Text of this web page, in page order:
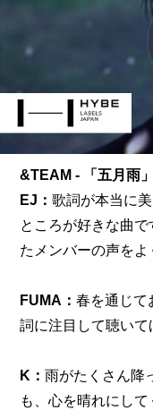
&TEAM - 「五月雨」
EJ：歌詞が本当に
ところが好きな曲
たメンバーの声をよ
FUMA：春を通じて
詞に注目して聴いて
K：雨がたくさん降
も、心を晴れにし